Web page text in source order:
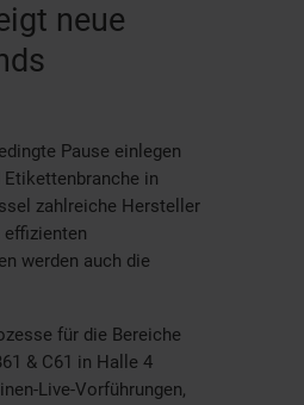
neue
Pause einlegen
in
zahlreiche Hersteller
effizienten
werden auch die
für die Bereiche
& C61 in Halle 4
Live-Vorführungen,